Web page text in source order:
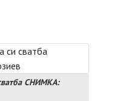
СНИМКА: